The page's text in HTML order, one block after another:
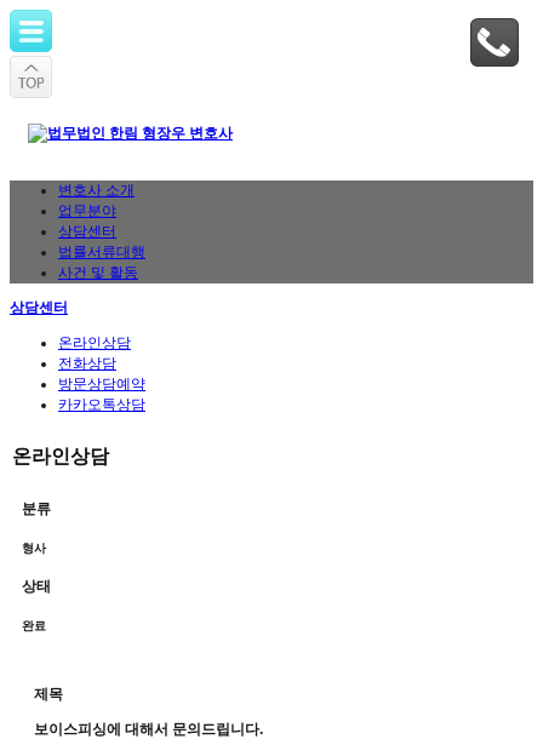
변호사 소개
업무분야
상담센터
법률서류대행
사건 및 활동
상담센터
온라인상담
전화상담
방문상담예약
카카오톡상담
온라인상담
분류
형사
상태
완료
제목
보이스피싱에 대해서 문의드립니다.